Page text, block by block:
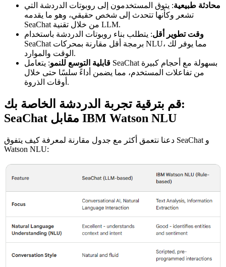
محادثة طبيعية: يتوق المستخدمون إلى روبوتات الدردشة التي
تشعر وكأنها تتحدث إلى شخص حقيقي، وهو ما يقدمه
SeaChat من خلال تقنية LLM.
وقت تطوير أقل: يتطلب بناء روبوتات الدردشة باستخدام
SeaChat برمجة أقل مقارنة بمحركات NLU، مما يوفر لك
الوقت والموارد.
قابلية التوسع للنمو: يتعامل SeaChat بسهولة مع أحجام كبيرة
من تفاعلات المستخدم، مما يضمن أداءً سلسًا حتى خلال
أوقات الذروة.
قم بترقية تجربة الدردشة الخاصة بك:
SeaChat مقابل IBM Watson NLU
دعنا نتعمق أكثر مع جدول مقارنة لمعرفة كيف يتفوق SeaChat و
Watson NLU: